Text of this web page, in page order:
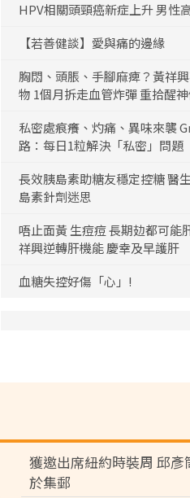
HPV相關頭頸癌新症上升 男性
【若善健談】愛與痛的邊緣
胸悶、頭脹、手腳麻痺？黃祥
物 1個月拆走血管炸彈 重拾醒
私密處痕癢、灼痛、異味來襲
路：每日1粒解決「私密」問題
長效胰島素助糖友穩定控糖 醫
島素針劑迷思
唔止面黃 生痘痘 長期攰都可能
祥興逆轉肝機能 慶幸及早護肝
血糖失控好傷「心」!
獲邀出席紐約時裝周 邱彥
於集郵